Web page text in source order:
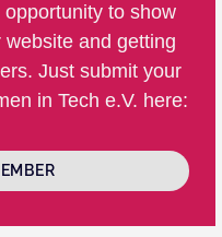
to show
and getting
Just submit your
in Tech e.V. here: